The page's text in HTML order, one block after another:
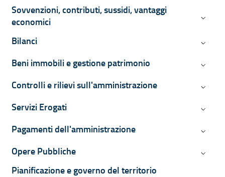
Sovvenzioni, contributi, sussidi, vantaggi
economici
Bilanci Bilanci
Beni immobili e gestione patrimonio Beni
Controlli e rilievi sull'amministrazione
Servizi Erogati Servizi
Pagamenti dell'amministrazione
Opere Pubbliche Opere
Pianificazione e governo del territorio